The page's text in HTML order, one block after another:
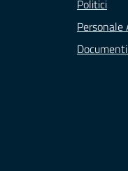
Politici